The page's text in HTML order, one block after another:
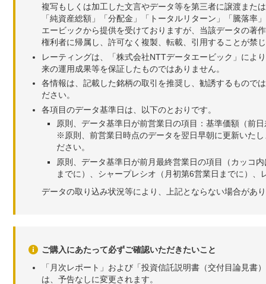
複写もしくは加工した文言やデータ等を第三者に譲渡また
「純資産総額」「分配金」「トータルリターン」「騰落
エービックから提供を受けておりますが、当該データの著
権利者に帰属し、許可なく複製、転載、引用することが禁
レーティングは、「株式会社NTTデータエービック」によ
来の運用成果等を保証したものではありません。
各情報は、記載した銘柄の取引を推奨し、勧誘するもので
ださい。
各項目のデータ基準日は、以下のとおりです。
原則、データ基準日が前営業日の項目：基準価額（前
※原則、前営業日時点のデータを翌日早朝に更新いた
ださい。
原則、データ基準日が前月最終営業日の項目（カッコ
までに）、シャープレシオ（月初第6営業日までに）
データの取り込み状況等により、上記とならない場合があ
ご購入にあたって必ずご確認いただきたいこと
「月次レポート」および「投資信託説明書（交付目論見
は、予告なしに変更されます。